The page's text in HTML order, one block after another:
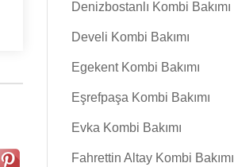
Denizbostanlı Kombi Bakımı
Develi Kombi Bakımı
Egekent Kombi Bakımı
Eşrefpaşa Kombi Bakımı
Evka Kombi Bakımı
Fahrettin Altay Kombi Bakımı